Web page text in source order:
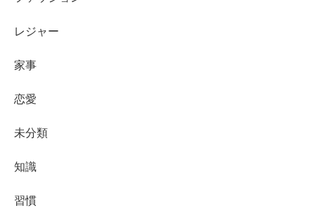
レジャー
家事
恋愛
未分類
知識
習慣